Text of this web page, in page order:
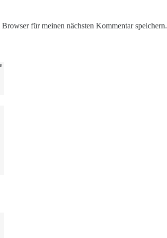
für meinen nächsten Kommentar speichern.